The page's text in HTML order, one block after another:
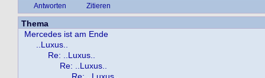
Antworten Zitieren
Thema
Mercedes ist am Ende
..Luxus..
Re: ..Luxus..
Re: ..Luxus..
Re: ..Luxus..